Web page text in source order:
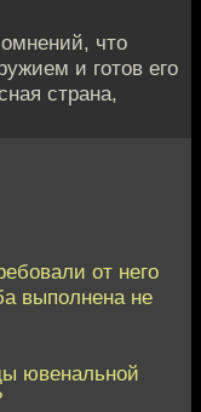
что
и готов его
страна,
от него
выполнена не
ювенальной